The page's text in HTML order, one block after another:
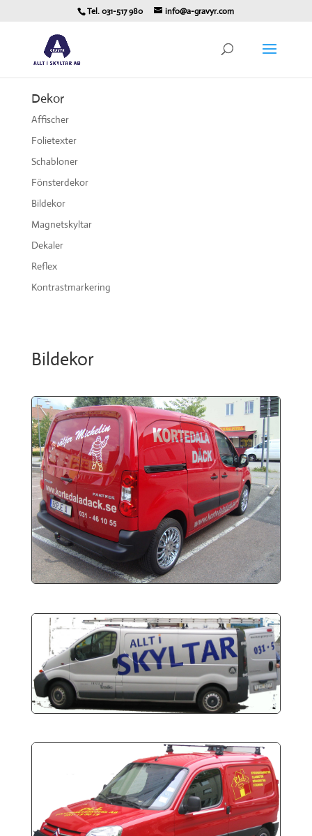
Tel. 031-517 980 info@a-gravyr.com
Dekor
Affischer
Folietexter
Schabloner
Fönsterdekor
Bildekor
Magnetskyltar
Dekaler
Reflex
Kontrastmarkering
Bildekor